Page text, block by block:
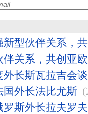
新型伙伴关系，
伴关系，共创亚
外长斯瓦拉吉会谈
国外长法比尤斯
罗斯外长拉夫罗夫